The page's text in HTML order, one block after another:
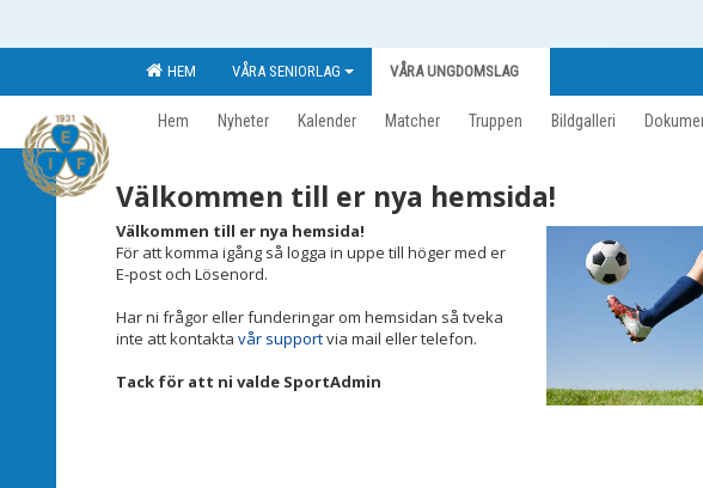
HEM VÅRA SENIORLAG VÅRA UNGDOMSLAG
Hem Nyheter Kalender Matcher Truppen Bildgalleri
Välkommen till er nya hemsida!
Välkommen till er nya hemsida!
För att komma igång så logga in uppe till höger med er
E-post och Lösenord.
Har ni frågor eller funderingar om hemsidan så tveka
inte att kontakta vår supportvia mail eller telefon.
Tack för att ni valde SportAdmin